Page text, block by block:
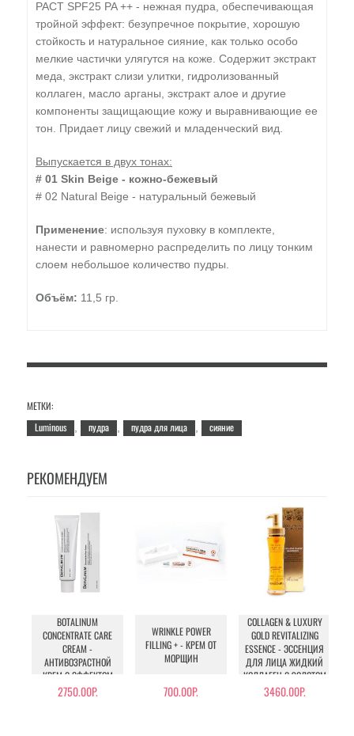
PACT SPF25 PA ++ - нежная пудра, обеспечивающая
тройной эффект: безупречное покрытие, хорошую
стойкость и натуральное сияние, как только особо
мелкие частички улягутся на коже. Содержит экстракт
меда, экстракт слизи улитки, гидролизованный
коллаген, масло арганы, экстракт алое и другие
компоненты защищающие кожу и выравнивающие ее
тон. Придает лицу свежий и младенческий вид.
Выпускается в двух тонах:
# 01 Skin Beige - кожно-бежевый
# 02 Natural Beige - натуральный бежевый
Применение: используя пуховку в комплекте,
нанести и равномерно распределить по лицу тонким
слоем небольшое количество пудры.
Объём: 11,5 гр.
МЕТКИ:
Luminous
пудра пудра для лица сияние
РЕКОМЕНДУЕМ
BOTALINUM
CONCENTRATE CARE
CREAM -
АНТИВОЗРАСТНОЙ
КРЕМ С ЭФФЕКТОМ
БОТОКСА
2750.00Р.
WRINKLE POWER
FILLING + - КРЕМ ОТ
МОРЩИН
700.00Р.
COLLAGEN & LUXURY
GOLD REVITALIZING
ESSENCE - ЭССЕНЦИЯ
ДЛЯ ЛИЦА ЖИДКИЙ
КОЛЛАГЕН С ЗОЛОТОМ
3460.00Р.